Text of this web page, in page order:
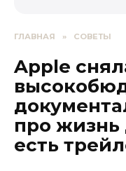
ГЛАВНАЯ » СОВЕТЫ
Apple
про жизнь
есть